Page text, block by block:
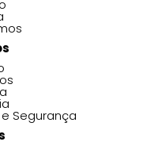
Segurança